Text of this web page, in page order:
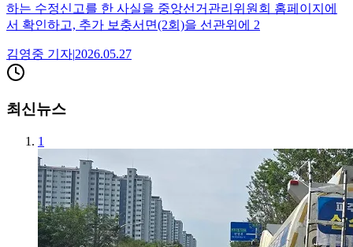
하는 수정신고를 한 사실을 중앙선거관리위원회 홈페이지에
서 확인하고, 추가 보충서면(2회)을 선관위에 2
김영중 기자|2026.05.27
최신뉴스
1